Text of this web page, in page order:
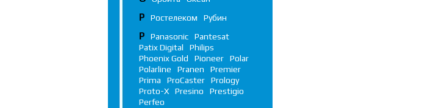
Р Ростелеком Рубин
P Panasonic
Pantesat
Patix Digital
Philips
Phoenix Gold
Pioneer
Polar
Polarline
Pranen
Premier
Prima
ProCaster
Prology
Proto-X
Presino
Prestigio
Perfeo